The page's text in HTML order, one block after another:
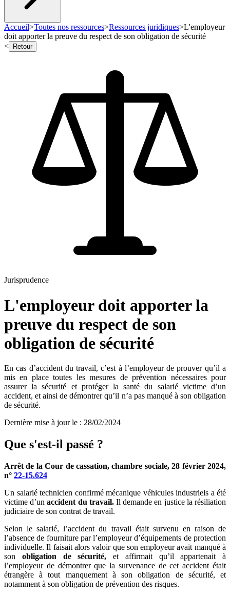
Accueil>Toutes nos ressources>Ressources juridiques>L'employeur
doit apporter la preuve du respect de son obligation de sécurité
<
Retour
Jurisprudence
L'employeur doit apporter la
preuve du respect de son
obligation de sécurité
En cas d’accident du travail, c’est à l’employeur de prouver qu’il a
mis en place toutes les mesures de prévention nécessaires pour
assurer la sécurité et protéger la santé du salarié victime d’un
accident, et ainsi de démontrer qu’il n’a pas manqué à son obligation
de sécurité.
Dernière mise à jour le : 28/02/2024
Que s'est-il passé ?
Arrêt de la Cour de cassation, chambre sociale, 28 février 2024,
n° 22-15.624
Un salarié technicien confirmé mécanique véhicules industriels a été
victime d’unaccident du travail.Il demande en justice la résiliation
judiciaire de son contrat de travail.
Selon le salarié, l’accident du travail était survenu en raison de
l’absence de fourniture par l’employeur d’équipements de protection
individuelle. Il faisait alors valoir que son employeur avait manqué à
son obligation de sécurité, et affirmait qu’il appartenait à
l’employeur de démontrer que la survenance de cet accident était
étrangère à tout manquement à son obligation de sécurité, et
notamment à son obligation de prévention des risques.